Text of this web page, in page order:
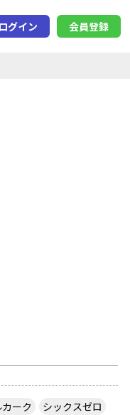
ログイン 会員登録
ーク
シックスゼロ